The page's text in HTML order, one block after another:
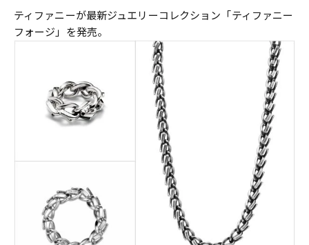
ティファニーが最新ジュエリーコレクション「ティファニー
フォージ」を発売。